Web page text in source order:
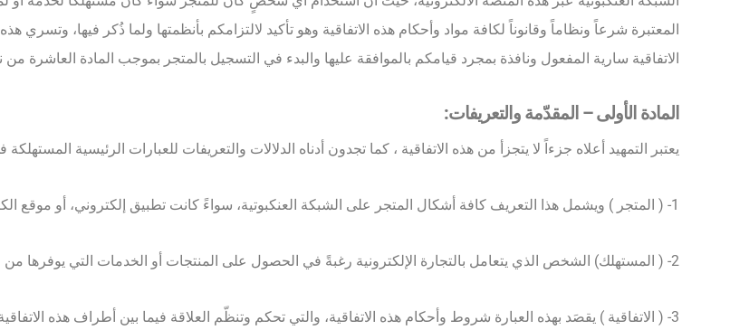
المعتبرة شرعاً ونظاماً وقانوناً لكافة مواد وأحكام هذه الاتفاقية وهو تأكيد لالتزامكم بأنظمتها ولما ذُكر فيها، وتسري
الاتفاقية سارية المفعول ونافذة بمجرد قيامكم بالموافقة عليها والبدء في التسجيل بالمتجر بموجب المادة العاشرة من
المادة الأولى – المقدّمة والتعريفات:
يعتبر التمهيد أعلاه جزءاً لا يتجزأ من هذه الاتفاقية ، كما تجدون أدناه الدلالات والتعريفات للعبارات الرئيسية المستهلكة
1- ( المتجر ) ويشمل هذا التعريف كافة أشكال المتجر على الشبكة العنكبوتية، سواءً كانت تطبيق إلكتروني، أو موقع الكتروني على الشبكة العنكبوتية، أو محل تجاري.
2- ( المستهلك) الشخص الذي يتعامل بالتجارة الإلكترونية رغبةً في الحصول على المنتجات أو الخدمات التي يوفرها من المتجر عبر منصته الالكترونية.
3- ( الاتفاقية ) يقصَد بهذه العبارة شروط وأحكام هذه الاتفاقية، والتي تحكم وتنظّم العلاقة فيما بين أطراف هذه الاتفاقية.